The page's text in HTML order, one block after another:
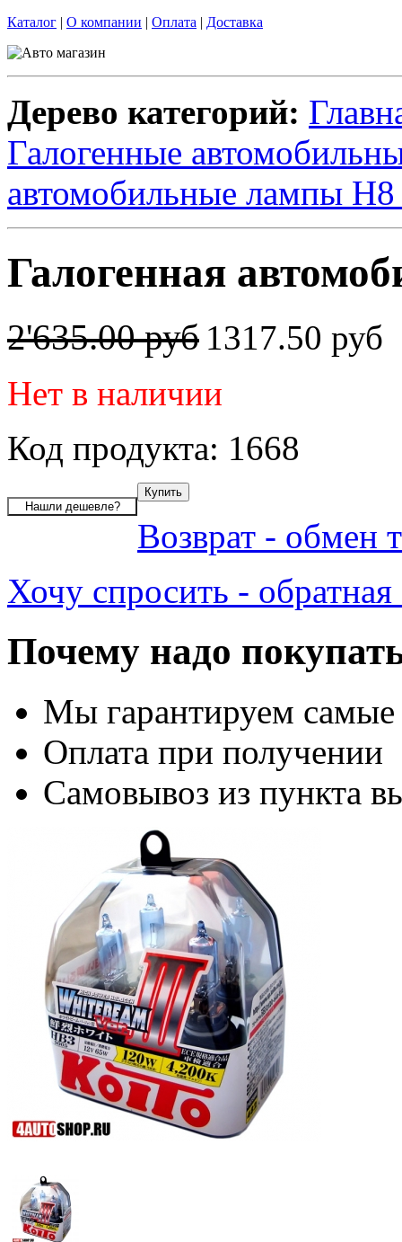
Каталог | О компании | Оплата | Доставка
Дерево категорий:
Галогенные
автомобильные лампы
Галогенная
2'635.00 руб 1317.50 руб
Нет в наличии
Код продукта: 1668
Возврат - обмен
Хочу спросить - обратная
Почему надо
Мы гарантируем
Оплата при получении
Самовывоз из пункта